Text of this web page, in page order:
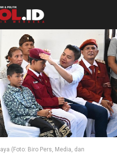
(Foto: Biro Pers, Media, dan